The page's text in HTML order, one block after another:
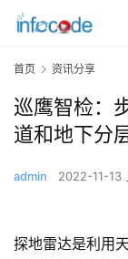
首页 资讯分享
巡鹰智检：
道和地下分
admin 2022-11-13
探地雷达是利用